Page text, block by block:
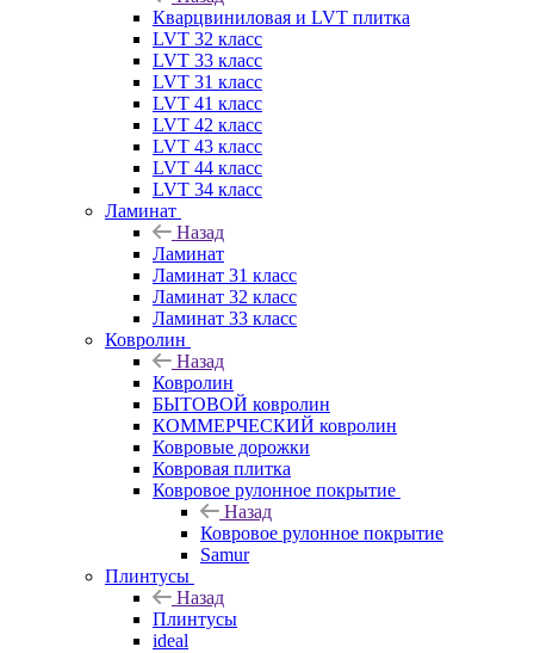
Кварцвиниловая и LVT плитка
LVT 32 класс
LVT 33 класс
LVT 31 класс
LVT 41 класс
LVT 42 класс
LVT 43 класс
LVT 44 класс
LVT 34 класс
Ламинат
Назад
Ламинат
Ламинат 31 класс
Ламинат 32 класс
Ламинат 33 класс
Ковролин
Назад
Ковролин
БЫТОВОЙ ковролин
КОММЕРЧЕСКИЙ ковролин
Ковровые дорожки
Ковровая плитка
Ковровое рулонное покрытие
Назад
Ковровое рулонное покрытие
Samur
Плинтусы
Назад
Плинтусы
ideal